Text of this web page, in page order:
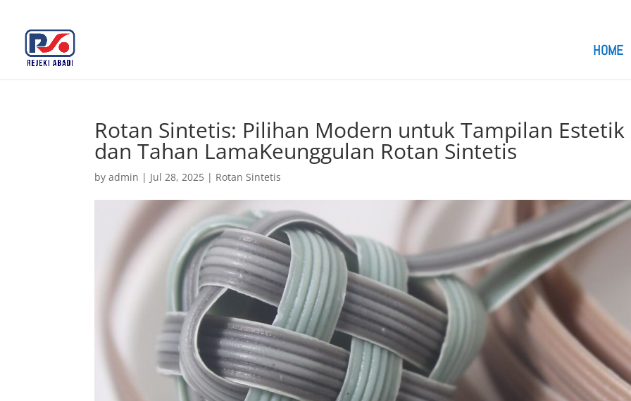
HOME
Rotan Sintetis: Pilihan Modern untuk Tampilan Estetik
dan Tahan LamaKeunggulan Rotan Sintetis
byadmin | Jul 28, 2025 | Rotan Sintetis